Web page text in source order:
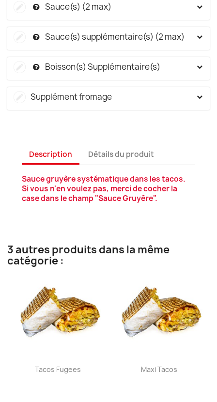
Sauce(s) (2 max)
Sauce(s) supplémentaire(s) (2 max)
Boisson(s) Supplémentaire(s)
Supplément fromage
Description Détails du produit
Sauce gruyère systématique dans les tacos.
Si vous n'en voulez pas, merci de cocher la
case dans le champ "Sauce Gruyère".
3 autres produits dans la même
catégorie :
Aperçu rapide
Tacos Fugees Aperçu rapide
Maxi Tacos